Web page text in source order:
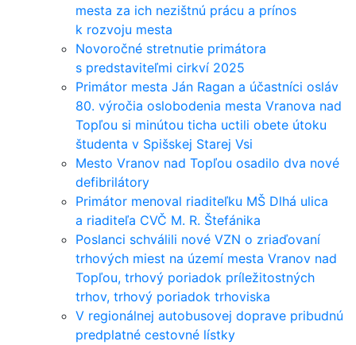
mesta za ich nezištnú prácu a prínos
k rozvoju mesta
Novoročné stretnutie primátora
s predstaviteľmi cirkví 2025
Primátor mesta Ján Ragan a účastníci osláv
80. výročia oslobodenia mesta Vranova nad
Topľou si minútou ticha uctili obete útoku
študenta v Spišskej Starej Vsi
Mesto Vranov nad Topľou osadilo dva nové
defibrilátory
Primátor menoval riaditeľku MŠ Dlhá ulica
a riaditeľa CVČ M. R. Štefánika
Poslanci schválili nové VZN o zriaďovaní
trhových miest na území mesta Vranov nad
Topľou, trhový poriadok príležitostných
trhov, trhový poriadok trhoviska
V regionálnej autobusovej doprave pribudnú
predplatné cestovné lístky